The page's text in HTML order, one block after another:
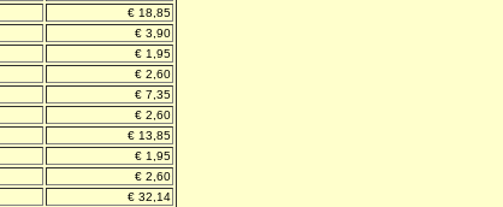
€ 18,85
€ 3,90
€ 1,95
€ 2,60
€ 7,35
€ 2,60
€ 13,85
€ 1,95
€ 2,60
€ 32,14